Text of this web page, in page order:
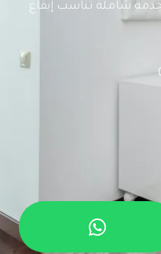
خدمة شاملة تناسب إيقاع